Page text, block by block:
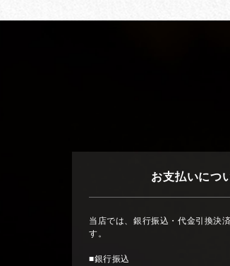
お支払いにつ
当店では、銀行振込・代金引換決
す。
■銀行振込